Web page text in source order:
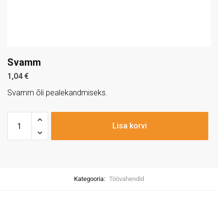
Svamm
1,04€
Svamm õli pealekandmiseks.
Lisa korvi
Kategooria: Töövahendid